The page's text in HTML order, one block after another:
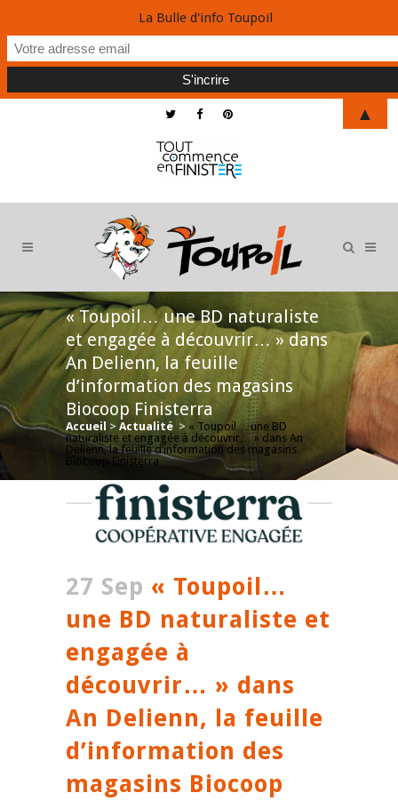
« Toupoil… une BD naturaliste
et engagée à découvrir… » dans
An Delienn, la feuille
d’information des magasins
Biocoop Finisterra
Accueil > Actualité > « Toupoil… une BD
naturaliste et engagée à découvrir… » dans An
Delienn, la feuille d’information des magasins
Biocoop Finisterra
27 Sep « Toupoil…
une BD naturaliste et
engagée à
découvrir… » dans
An Delienn, la feuille
d’information des
magasins Biocoop
La Bulle d'info Toupoil
▲